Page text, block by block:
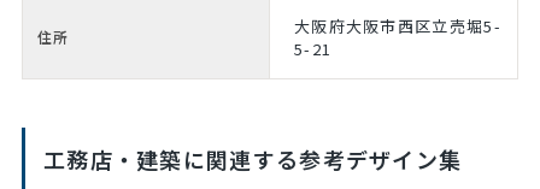
住所
大阪府大阪市西区立売堀5-
5-21
工務店・建築に関連する参考デザイン集